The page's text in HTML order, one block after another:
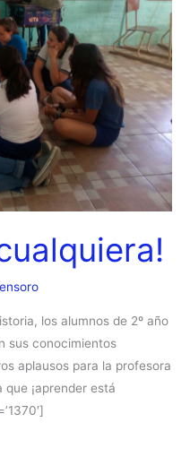
los alumnos de 2º año
sus conocimientos
aplausos para la profesora
¡aprender está